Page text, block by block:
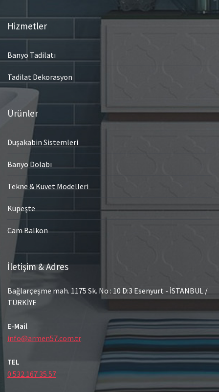
Hizmetler
Banyo Tadilatı
Tadilat Dekorasyon
Ürünler
Duşakabin Sistemleri
Banyo Dolabı
Tekne & Küvet Modelleri
Küpeşte
Cam Balkon
İletişim & Adres
Bağlarçeşme mah. 1175 Sk. No : 10 D:3 Esenyurt - İSTANBUL /
TÜRKİYE
E-Mail
info@armen57.com.tr
TEL
0 532 167 35 57